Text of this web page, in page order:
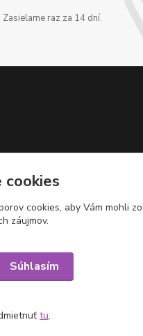
raz za 14 dní.
cookies
cookies, aby Vám mohli
záujmov.
Súhlasím
tu.